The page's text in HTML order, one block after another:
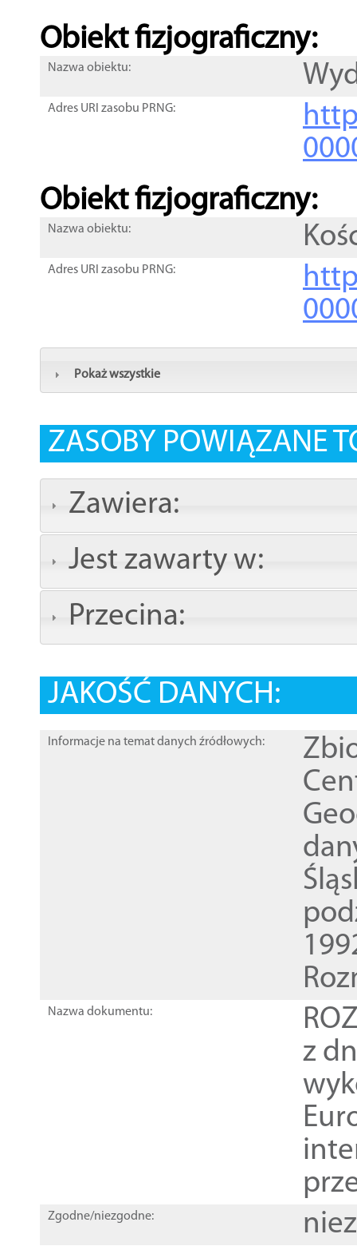
Obiekt fizjograficzny:
Nazwa obiektu:
Adres URI zasobu PRNG:
Obiekt fizjograficzny:
Nazwa obiektu:
Adres URI zasobu PRNG:
Pokaż wszystkie
ZASOBY POWIĄZANE
Zawiera:
Jest zawarty w:
Przecina:
JAKOŚĆ DANYCH:
Informacje na temat danych źródłowych:
Nazwa dokumentu:
z
Zgodne/niezgodne: